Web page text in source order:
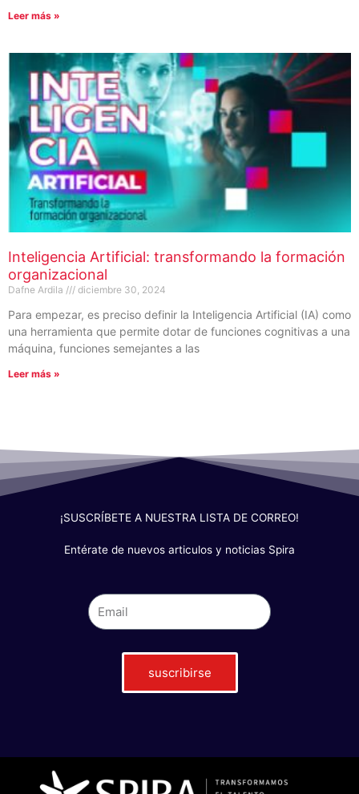
Leer más »
Inteligencia Artificial: transformando la formación
organizacional
Dafne Ardila diciembre 30, 2024
Para empezar, es preciso definir la Inteligencia Artificial (IA) como
una herramienta que permite dotar de funciones cognitivas a una
máquina, funciones semejantes a las
Leer más »
¡SUSCRÍBETE A NUESTRA LISTA DE CORREO!
Entérate de nuevos articulos y noticias Spira
suscribirse